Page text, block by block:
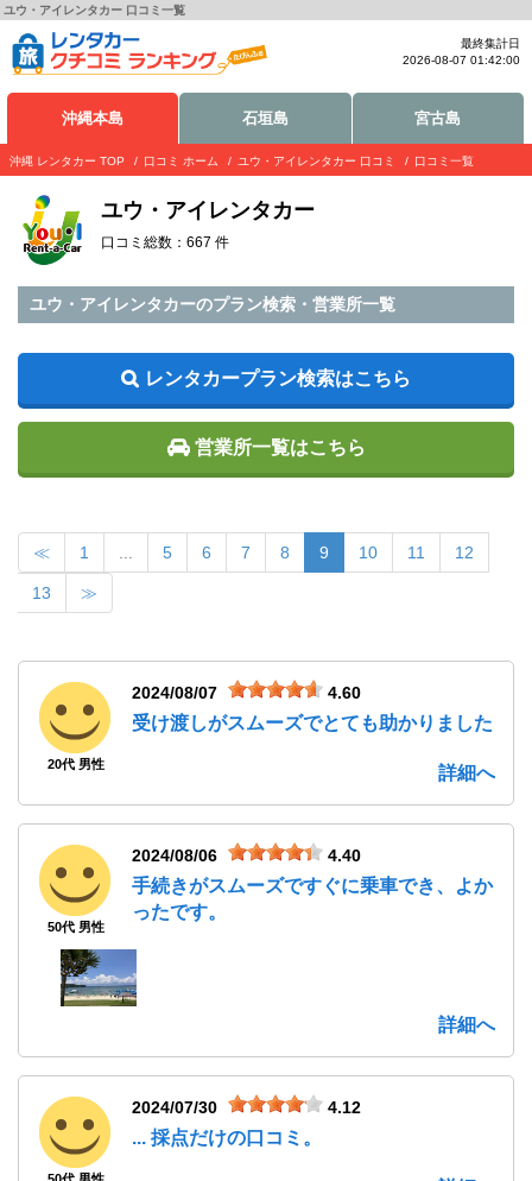
ユウ・アイレンタカー 口コミ一覧
最終集計日
2026-08-07 01:42:00
沖縄本島 石垣島 宮古島
沖縄 レンタカー TOP 口コミ ホーム ユウ・アイレンタカー 口コミ 口コミ一覧
ユウ・アイレンタカー
口コミ総数：667 件
ユウ・アイレンタカーのプラン検索・営業所一覧
レンタカープラン検索はこちら
営業所一覧はこちら
≪ 1 5 6 7 8 9 10 11 12
13 ≫
20代 男性
2024/08/07 4.60
受け渡しがスムーズでとても助かりました
詳細へ
50代 男性
2024/08/06 4.40
手続きがスムーズですぐに乗車でき、よか
ったです。
詳細へ
50代 男性
2024/07/30 4.12
... 採点だけの口コミ。